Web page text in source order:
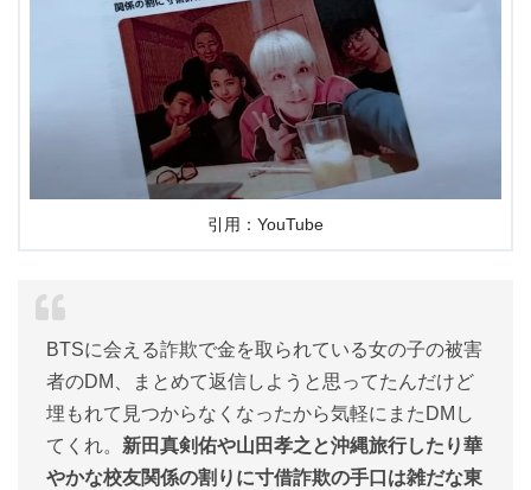
引用：YouTube
BTSに会える詐欺で金を取られている女の子の被害
者のDM、まとめて返信しようと思ってたんだけど
埋もれて見つからなくなったから気軽にまたDMし
てくれ。 新田真剣佑や山田孝之と沖縄旅行したり華
やかな校友関係の割りに寸借詐欺の手口は雑だな東